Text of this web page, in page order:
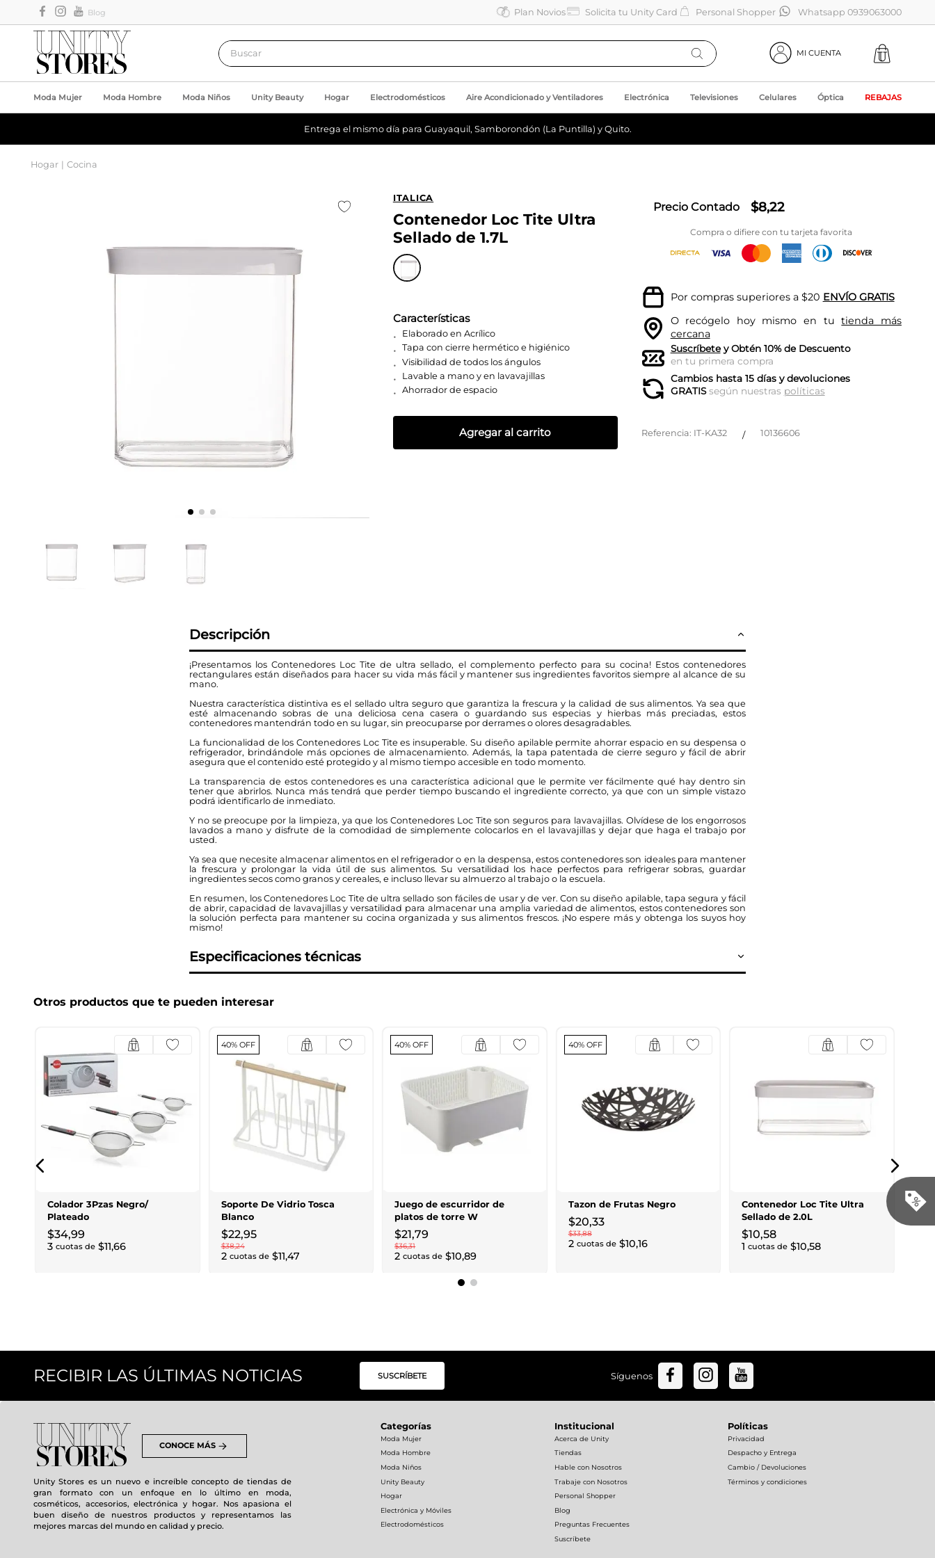
Blog Plan Novios Solicita tu Unity Card Personal Shopper Whatsapp 0939063000
Buscar
MI CUENTA
Moda Mujer Moda Hombre Moda Niños Unity Beauty Hogar Electrodomésticos Aire Acondicionado y Ventiladores Electrónica Televisiones Celulares Óptica REBAJAS
Entrega el mismo día para Guayaquil, Samborondón (La Puntilla) y Quito.
Hogar Cocina
ITALICA
Contenedor Loc Tite Ultra
Sellado de 1.7L
Características
Elaborado en Acrílico
Tapa con cierre hermético e higiénico
Visibilidad de todos los ángulos
Lavable a mano y en lavavajillas
Ahorrador de espacio
Agregar al carrito
Precio Contado $8,22
Compra o difiere con tu tarjeta favorita
Por compras superiores a $20 ENVÍO GRATIS
O recógelo hoy mismo en tutienda más
cercana
Suscríbetey Obtén 10% de Descuento
en tu primera compra
Cambios hasta 15 días y devoluciones
GRATISsegún nuestras políticas
Referencia: IT-KA32 / 10136606
Descripción
¡Presentamos los Contenedores Loc Tite de ultra sellado, el complemento perfecto para su cocina! Estos contenedores
rectangulares están diseñados para hacer su vida más fácil y mantener sus ingredientes favoritos siempre al alcance de su
mano.
Nuestra característica distintiva es el sellado ultra seguro que garantiza la frescura y la calidad de sus alimentos. Ya sea que
esté almacenando sobras de una deliciosa cena casera o guardando sus especias y hierbas más preciadas, estos
contenedores mantendrán todo en su lugar, sin preocuparse por derrames o olores desagradables.
La funcionalidad de los Contenedores Loc Tite es insuperable. Su diseño apilable permite ahorrar espacio en su despensa o
refrigerador, brindándole más opciones de almacenamiento. Además, la tapa patentada de cierre seguro y fácil de abrir
asegura que el contenido esté protegido y al mismo tiempo accesible en todo momento.
La transparencia de estos contenedores es una característica adicional que le permite ver fácilmente qué hay dentro sin
tener que abrirlos. Nunca más tendrá que perder tiempo buscando el ingrediente correcto, ya que con un simple vistazo
podrá identificarlo de inmediato.
Y no se preocupe por la limpieza, ya que los Contenedores Loc Tite son seguros para lavavajillas. Olvídese de los engorrosos
lavados a mano y disfrute de la comodidad de simplemente colocarlos en el lavavajillas y dejar que haga el trabajo por
usted.
Ya sea que necesite almacenar alimentos en el refrigerador o en la despensa, estos contenedores son ideales para mantener
la frescura y prolongar la vida útil de sus alimentos. Su versatilidad los hace perfectos para refrigerar sobras, guardar
ingredientes secos como granos y cereales, e incluso llevar su almuerzo al trabajo o la escuela.
En resumen, los Contenedores Loc Tite de ultra sellado son fáciles de usar y de ver. Con su diseño apilable, tapa segura y fácil
de abrir, capacidad de lavavajillas y versatilidad para almacenar una amplia variedad de alimentos, estos contenedores son
la solución perfecta para mantener su cocina organizada y sus alimentos frescos. ¡No espere más y obtenga los suyos hoy
mismo!
Especificaciones técnicas
Otros productos que te pueden interesar
Colador 3Pzas Negro/
Plateado
$34,99
3 cuotas de $11,66
40% OFF
Soporte De Vidrio Tosca
Blanco
$22,95
$38,24
2 cuotas de $11,47
40% OFF
Juego de escurridor de
platos de torre W
$21,79
$36,31
2 cuotas de $10,89
40% OFF
Tazon de Frutas Negro
$20,33
$33,88
2 cuotas de $10,16
Contenedor Loc Tite Ultra
Sellado de 2.0L
$10,58
1 cuotas de $10,58
$
1
RECIBIR LAS ÚLTIMAS NOTICIAS SUSCRÍBETE Síguenos
CONOCE MÁS
Unity Stores es un nuevo e increíble concepto de tiendas de
gran formato con un enfoque en lo último en moda,
cosméticos, accesorios, electrónica y hogar. Nos apasiona el
buen diseño de nuestros productos y representamos las
mejores marcas del mundo en calidad y precio.
Categorías
Moda Mujer
Moda Hombre
Moda Niños
Unity Beauty
Hogar
Electrónica y Móviles
Electrodomésticos
Institucional
Acerca de Unity
Tiendas
Hable con Nosotros
Trabaje con Nosotros
Personal Shopper
Blog
Preguntas Frecuentes
Suscríbete
Políticas
Privacidad
Despacho y Entrega
Cambio / Devoluciones
Términos y condiciones